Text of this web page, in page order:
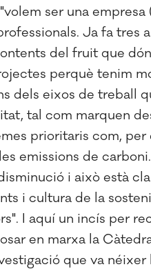
ser una
Ja fa tres
del fruit que
perquè tenim
dels eixos de treball
tal com marquen
prioritaris com,
emissions de
i això està
i cultura de la
I aquí un incís per
en marxa la
que va néixer